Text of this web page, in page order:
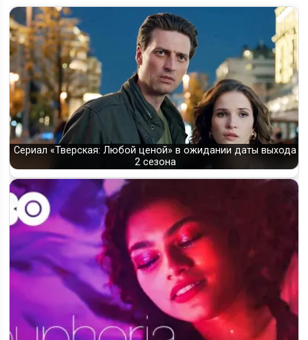
Сериал «Тверская: Любой ценой» в ожидании даты выхода
2 сезона